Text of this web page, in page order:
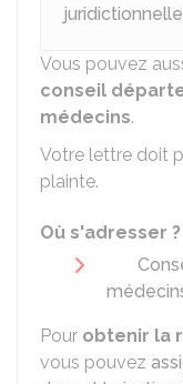
juridictionnelle
Vous pouvez
conseil
médecins.
Votre lettre doit
plainte.
Où s'adresser ?
Pour obtenir la
vous pouvez